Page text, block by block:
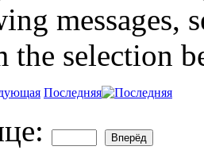
messages,
the selection
Последняя